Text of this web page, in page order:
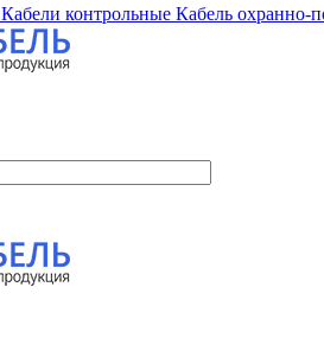
Кабели контрольные Кабель охранно-